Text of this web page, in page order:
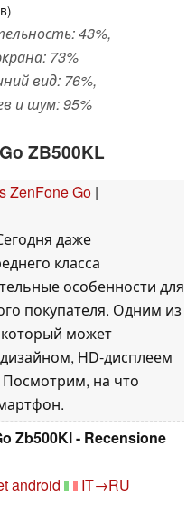
43%,
73%
вид: 76%,
и шум: 95%
ZB500KL
ZenFone Go |
даже
класса
особенности для
покупателя. Одним из
который может
HD-дисплеем
на что
Zb500Kl - Recensione
android
IT→RU